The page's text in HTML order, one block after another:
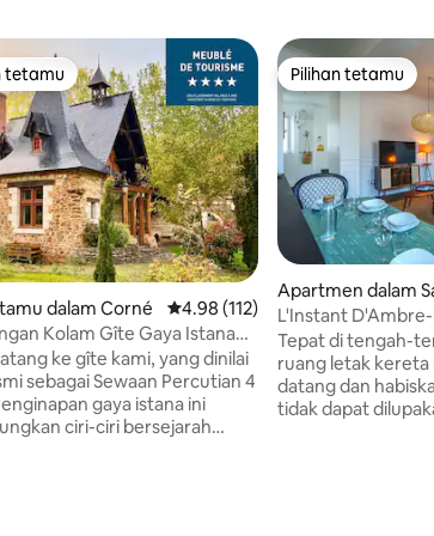
5, 189 ulasan
tetamu
tetamu
dalam Corné Penarafan purata 4.98 daripada
4.98 (112)
Kolam Gîte Gaya Istana
ke gîte kami, yang dinilai
sebagai Sewaan Percutian 4
gaya istana ini
ciri-ciri bersejarah
Pilihan tetamu
Pilihan tetamu
Apartmen dalam
L'Instant
Penyaman
Tepat di tengah-
ruang letak
datang dan
tidak dapat